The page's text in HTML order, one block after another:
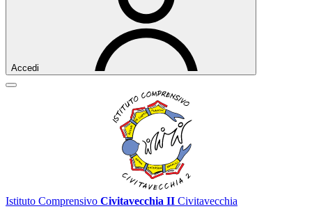
Accedi
Istituto Comprensivo Civitavecchia II Civitavecchia